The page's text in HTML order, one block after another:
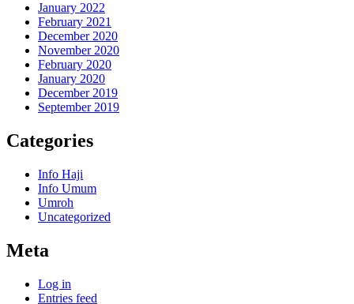
January 2022
February 2021
December 2020
November 2020
February 2020
January 2020
December 2019
September 2019
Categories
Info Haji
Info Umum
Umroh
Uncategorized
Meta
Log in
Entries feed